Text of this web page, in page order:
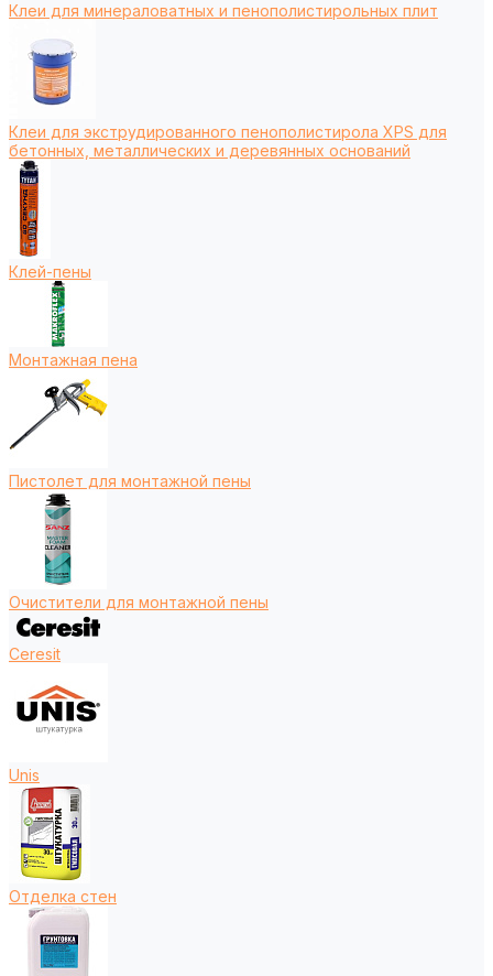
Клеи для минераловатных и пенополистирольных плит
Клеи для экструдированного пенополистирола XPS для
бетонных, металлических и деревянных оснований
Клей-пены
Монтажная пена
Пистолет для монтажной пены
Очистители для монтажной пены
Ceresit
Unis
Отделка стен